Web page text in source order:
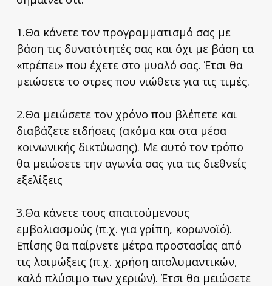
1.Θα κάνετε τον προγραμματισμό σας με
βάση τις δυνατότητές σας και όχι με βάση τα
«πρέπει» που έχετε στο μυαλό σας. Έτσι θα
μειώσετε το στρες που νιώθετε για τις τιμές.
2.Θα μειώσετε τον χρόνο που βλέπετε και
διαβάζετε ειδήσεις (ακόμα και στα μέσα
κοινωνικής δικτύωσης). Με αυτό τον τρόπο
θα μειώσετε την αγωνία σας για τις διεθνείς
εξελίξεις
3.Θα κάνετε τους απαιτούμενους
εμβολιασμούς (π.χ. για γρίπη, κορωνοϊό).
Επίσης θα παίρνετε μέτρα προστασίας από
τις λοιμώξεις (π.χ. χρήση απολυμαντικών,
καλό πλύσιμο των χεριών). Έτσι θα μειώσετε